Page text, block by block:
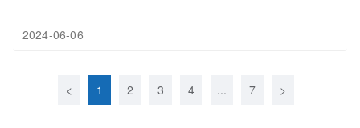
2024-06-06
< 1 2 3 4 ... 7 >